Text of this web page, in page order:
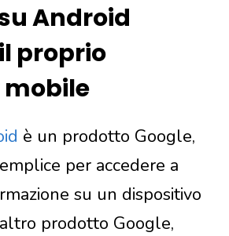
Android
proprio
mobile
è un prodotto Google,
per accedere a
su un dispositivo
prodotto Google,